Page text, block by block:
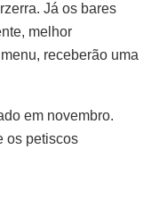
Já os bares
melhor
receberão uma
em novembro.
os petiscos